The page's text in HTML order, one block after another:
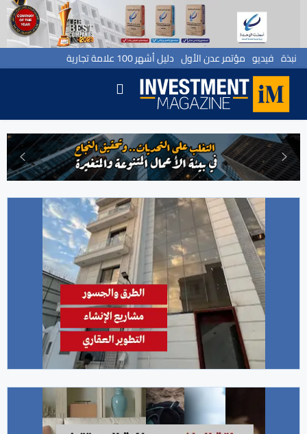
نبذة فيديو مؤتمر عدن الأول دليل أشهر 100 علامة تجارية